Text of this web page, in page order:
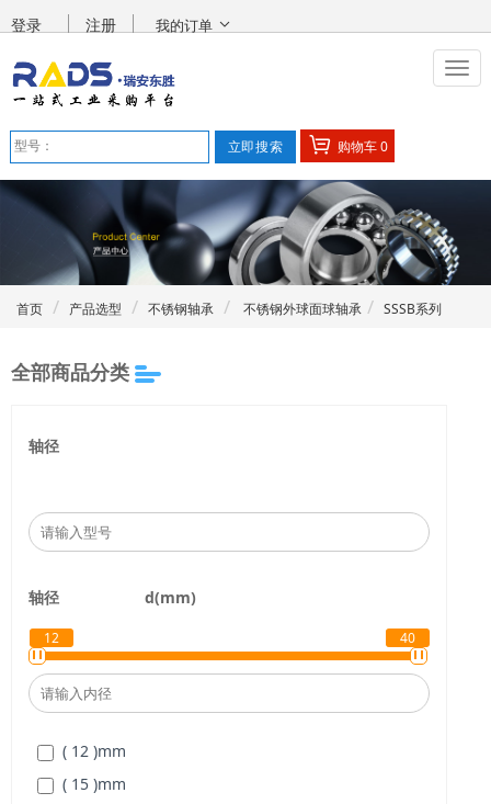
登录 注册 我的订单
购物车0
首页 产品选型 不锈钢轴承 不锈钢外球面球轴承 SSSB系列
全部商品分类
轴径
轴径 d(mm)
12 40
( 12 )mm
( 15 )mm